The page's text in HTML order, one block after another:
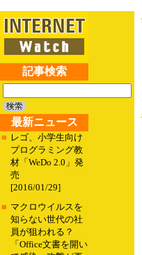
記事検索
最新ニュース
■ レゴ、小学生向け
プログラミング教
材「WeDo 2.0」発
売
[2016/01/29]
■ マクロウイルスを
知らない世代の社
員が狙われる？
「Office文書を開い